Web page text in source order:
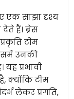
एक साझा दृश्य
हैं। ब्रेस
टीम
उनकी
प्रभावी
क्योंकि टीम
लेकर प्रगति,